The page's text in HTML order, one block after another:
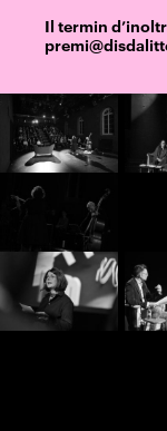
Il termin